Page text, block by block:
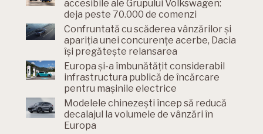
accesibile ale Grupului Volkswagen:
deja peste 70.000 de comenzi
Confruntată cu scăderea vânzărilor și
apariția unei concurențe acerbe, Dacia
își pregătește relansarea
Europa și-a îmbunătățit considerabil
infrastructura publică de încărcare
pentru mașinile electrice
Modelele chinezești încep să reducă
decalajul la volumele de vânzări în
Europa